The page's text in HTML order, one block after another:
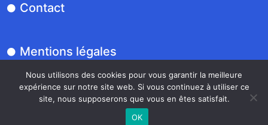
Contact
Mentions légales
Politique de confidentialité
Nous utilisons des cookies pour vous garantir la meilleure
expérience sur notre site web. Si vous continuez à utiliser ce
site, nous supposerons que vous en êtes satisfait.
OK